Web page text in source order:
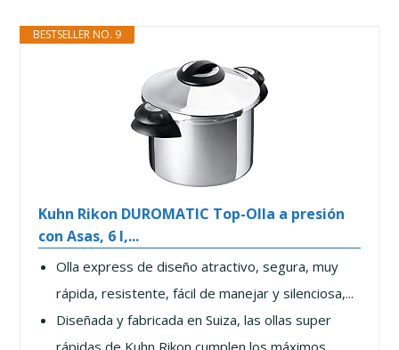
BESTSELLER NO. 9
Kuhn Rikon DUROMATIC Top-Olla a presión
con Asas, 6 l,...
Olla express de diseño atractivo, segura, muy
rápida, resistente, fácil de manejar y silenciosa,...
Diseñada y fabricada en Suiza, las ollas super
rápidas de Kuhn Rikon cumplen los máximos...